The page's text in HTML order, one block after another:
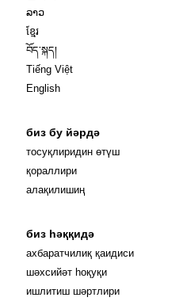
ລາວ
ខ្មែរ
བོད་སྐད།
Tiếng Việt
English
биз бу йәрдә
тосуқлиридин өтүш
қораллири
алақилишиң
window
window
window
биз һәққидә
ахбаратчилиқ қаидиси
шәхсийәт һоқуқи
ишлитиш шәртлири